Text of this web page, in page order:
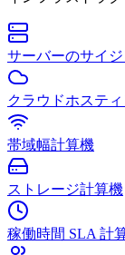
サーバーのサイ
クラウドホステ
帯域幅計算機
ストレージ計算機
稼働時間 SLA 計